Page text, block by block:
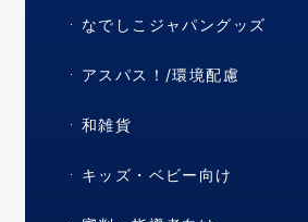
なでしこジャパングッズ
アスパス！/環境配慮
和雑貨
キッズ・ベビー向け